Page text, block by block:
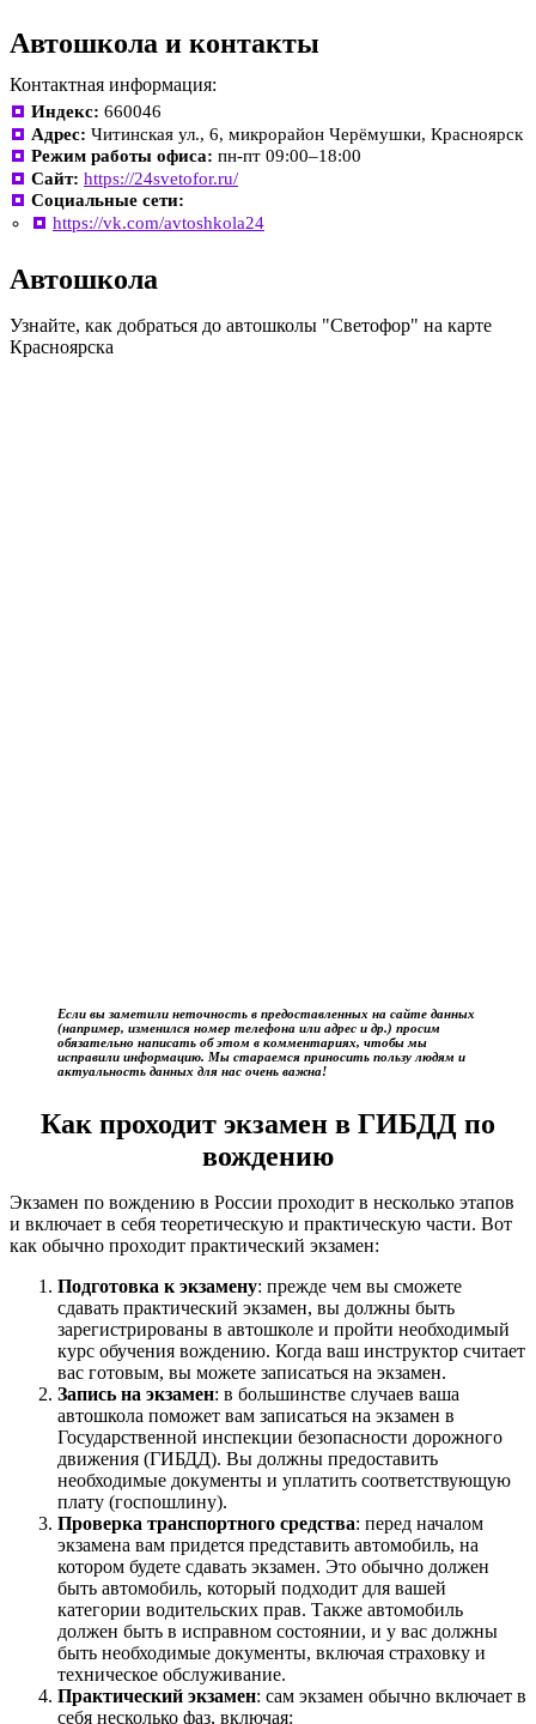
Автошкола и контакты
Контактная информация:
Индекс: 660046
Адрес: Читинская ул., 6, микрорайон Черёмушки, Красноярск
Режим работы офиса: пн-пт 09:00–18:00
Сайт: https://24svetofor.ru/
Социальные сети:
https://vk.com/avtoshkola24
Автошкола
Узнайте, как добраться до автошколы "Светофор" на карте
Красноярска
Если вы заметили неточность в предоставленных на сайте данных
(например, изменился номер телефона или адрес и др.) просим
обязательно написать об этом в комментариях, чтобы мы
исправили информацию. Мы стараемся приносить пользу людям и
актуальность данных для нас очень важна!
Как проходит экзамен в ГИБДД по
вождению
Экзамен по вождению в России проходит в несколько этапов
и включает в себя теоретическую и практическую части. Вот
как обычно проходит практический экзамен:
Подготовка к экзамену: прежде чем вы сможете
сдавать практический экзамен, вы должны быть
зарегистрированы в автошколе и пройти необходимый
курс обучения вождению. Когда ваш инструктор считает
вас готовым, вы можете записаться на экзамен.
Запись на экзамен: в большинстве случаев ваша
автошкола поможет вам записаться на экзамен в
Государственной инспекции безопасности дорожного
движения (ГИБДД). Вы должны предоставить
необходимые документы и уплатить соответствующую
плату (госпошлину).
Проверка транспортного средства: перед началом
экзамена вам придется представить автомобиль, на
котором будете сдавать экзамен. Это обычно должен
быть автомобиль, который подходит для вашей
категории водительских прав. Также автомобиль
должен быть в исправном состоянии, и у вас должны
быть необходимые документы, включая страховку и
техническое обслуживание.
Практический экзамен: сам экзамен обычно включает в
себя несколько фаз, включая: